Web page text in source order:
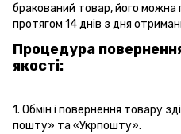
бракований товар, його можна
протягом 14 днів з дня
Процедура
якості:
1. Обмін і повернення товару
пошту» та «Укрпошту».